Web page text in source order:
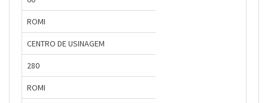
ROMI
CENTRO DE USINAGEM
280
ROMI